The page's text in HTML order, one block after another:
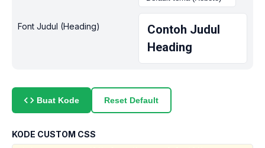
Font Judul (Heading)
Contoh Judul
Heading
Buat Kode Reset Default
KODE CUSTOM CSS